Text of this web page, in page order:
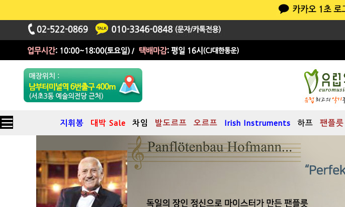
지휘봉 대박 Sale 차임 발도르프 오르프 Irish Instruments 하프 팬플릇